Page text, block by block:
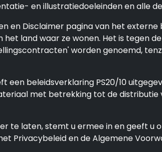
en illustratiedoeleinden en alle
en Disclaimer pagina van het
het land waar ze wonen. Het is
worden genoemd,
een beleidsverklaring PS20/10
met betrekking tot de
te laten, stemt u ermee in en geeft
Privacybeleid en de Algemene